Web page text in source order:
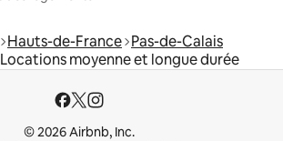
Hauts-de-France Pas-de-Calais
Locations moyenne et longue durée
© 2026 Airbnb, Inc.